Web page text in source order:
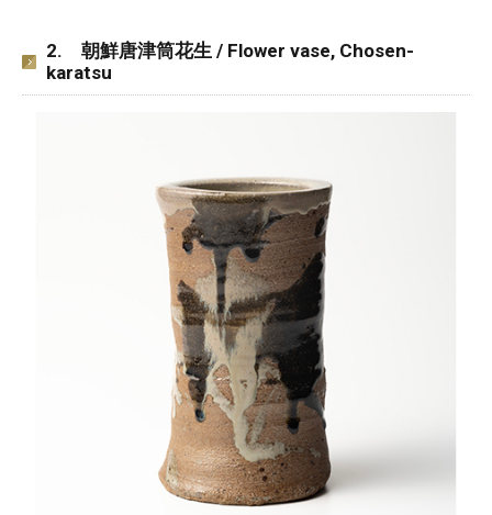
2. 朝鮮唐津筒花生 / Flower vase, Chosen-
karatsu